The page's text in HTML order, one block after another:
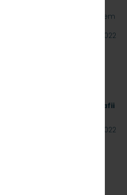
W TRÓJMIEŚCIE Sp. z o.o.
którego przedmiotem
naturalnej wody…
29 czerwca 2022
którego przedmiotem
materiałów
drukujących,
oraz materiałów do poligrafii
SKMMU.086.34.22
23 czerwca 2022
wykonanie prac
na wykonaniu Sali
ALU.